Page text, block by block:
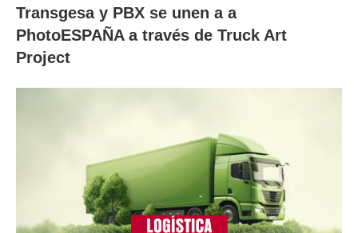
Transgesa y PBX se unen a a
PhotoESPAÑA a través de Truck Art
Project